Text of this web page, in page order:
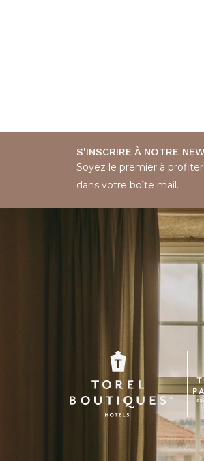
S'INSCRIRE À NOTRE
Soyez le premier à
dans votre boîte mail.